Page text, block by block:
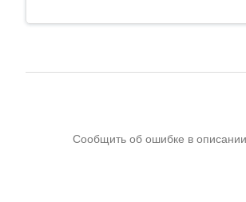
Сообщить об ошибке в